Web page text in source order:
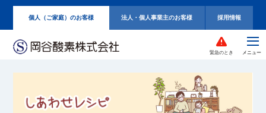
個人（ご家庭）のお客様 法人・個人事業主のお客様 採用情報
緊急のとき